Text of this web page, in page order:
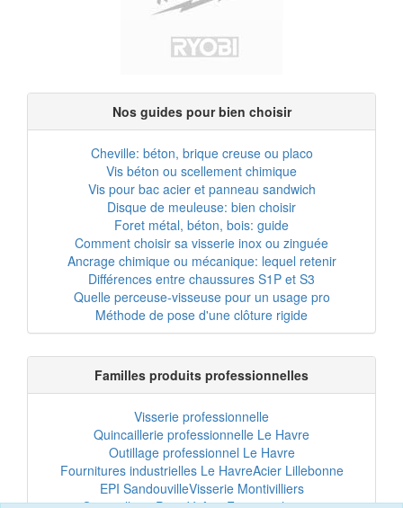
Nos guides pour bien choisir
Cheville: béton, brique creuse ou placo
Vis béton ou scellement chimique
Vis pour bac acier et panneau sandwich
Disque de meuleuse: bien choisir
Foret métal, béton, bois: guide
Comment choisir sa visserie inox ou zinguée
Ancrage chimique ou mécanique: lequel retenir
Différences entre chaussures S1P et S3
Quelle perceuse-visseuse pour un usage pro
Méthode de pose d'une clôture rigide
Familles produits professionnelles
Visserie professionnelle
Quincaillerie professionnelle Le Havre
Outillage professionnel Le Havre
Fournitures industrielles Le HavreAcier Lillebonne
EPI SandouvilleVisserie Montivilliers